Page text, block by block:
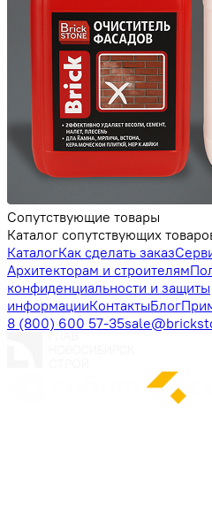
Сопутствующие товары
Каталог сопутствующих
КаталогКак сделать заказ
Архитекторам и строителям
конфиденциальности и защиты
информацииКонтактыБлог
8 (800) 600 57-35